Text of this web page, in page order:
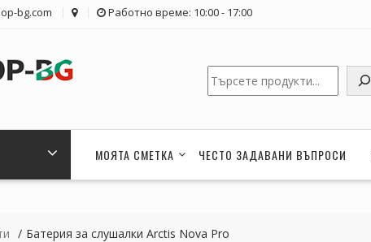
bg.com Работно време: 10:00 - 17:00
Търсене
МОЯТА СМЕТКА ЧЕСТО ЗАДАВАНИ ВЪПРОСИ
Батерия за слушалки Arctis Nova Pro